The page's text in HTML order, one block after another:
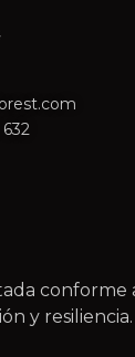
conforme
y